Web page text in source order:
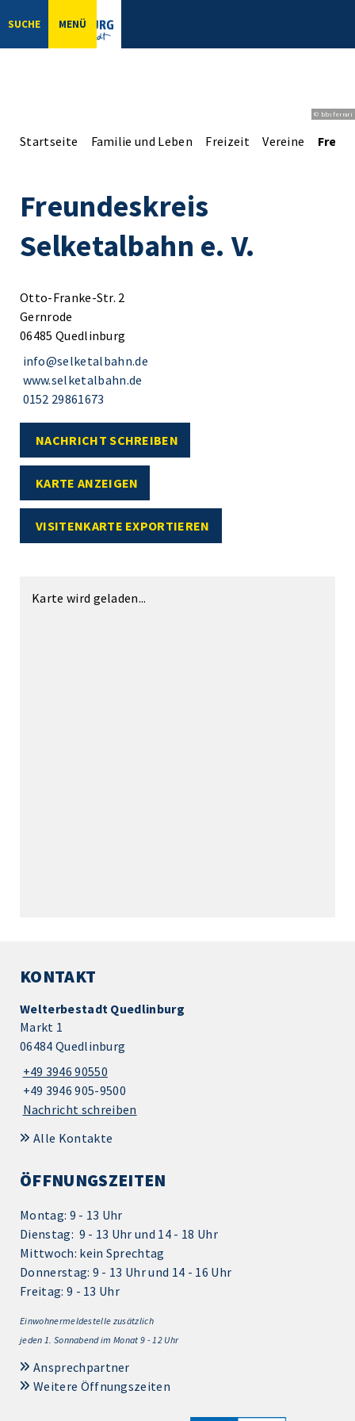
SUCHE MENÜ
© bbsferrari
Startseite Familie und Leben Freizeit Vereine
Freundeskreis
Selketalbahn e. V.
Otto-Franke-Str. 2
Gernrode
06485 Quedlinburg
info@selketalbahn.de
www.selketalbahn.de
0152 29861673
NACHRICHT SCHREIBEN
KARTE ANZEIGEN
VISITENKARTE EXPORTIEREN
Karte wird geladen...
KONTAKT
Welterbestadt Quedlinburg
Markt 1
06484 Quedlinburg
+49 3946 90550
+49 3946 905-9500
Nachricht schreiben
Alle Kontakte
ÖFFNUNGSZEITEN
Montag: 9 - 13 Uhr
Dienstag: 9 - 13 Uhr und 14 - 18 Uhr
Mittwoch: kein Sprechtag
Donnerstag: 9 - 13 Uhr und 14 - 16 Uhr
Freitag: 9 - 13 Uhr
Einwohnermeldestelle zusätzlich
jeden 1. Sonnabend im Monat 9 - 12 Uhr
Ansprechpartner
Weitere Öffnungszeiten